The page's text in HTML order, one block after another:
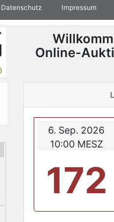
Datenschutz Impressum
Online-
6. Sep. 2026
10:00 MESZ
172